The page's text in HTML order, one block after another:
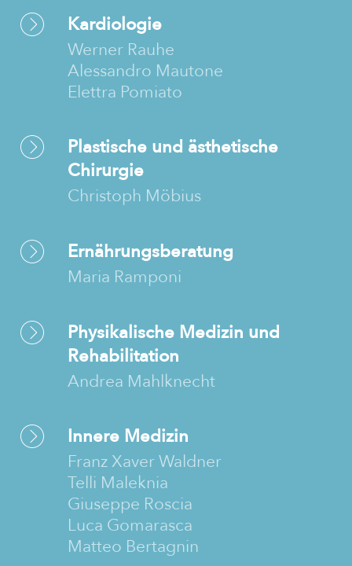
Kardiologie
Werner Rauhe
Alessandro Mautone
Elettra Pomiato
Plastische und ästhetische
Chirurgie
Christoph Möbius
Ernährungsberatung
Maria Ramponi
Physikalische Medizin und
Rehabilitation
Andrea Mahlknecht
Innere Medizin
Franz Xaver Waldner
Telli Maleknia
Giuseppe Roscia
Luca Gomarasca
Matteo Bertagnin